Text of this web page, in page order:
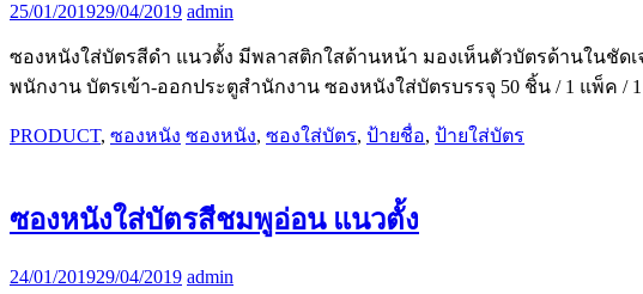
25/01/201929/04/2019 admin
ซองหนังใส่บัตรสีดำ แนวตั้ง มีพลาสติกใสด้านหน้า มองเห็นตัวบัตรด้านในชัด
พนักงาน บัตรเข้า-ออกประตูสำนักงาน ซองหนังใส่บัตรบรรจุ 50 ชิ้น / 1 แพ็ค /
PRODUCT, ซองหนัง ซองหนัง, ซองใส่บัตร, ป้ายชื่อ, ป้ายใส่บัตร
ซองหนังใส่บัตรสีชมพูอ่อน แนวตั้ง
24/01/201929/04/2019 admin